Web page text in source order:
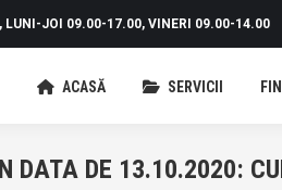
LUNI-JOI 09.00-17.00, VINERI 09.00-14.00
ACASĂ SERVICII
DATA DE 13.10.2020: